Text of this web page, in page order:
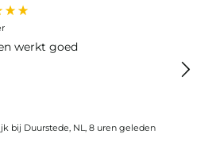
werkt goed
bij Duurstede, NL, 8 uren geleden